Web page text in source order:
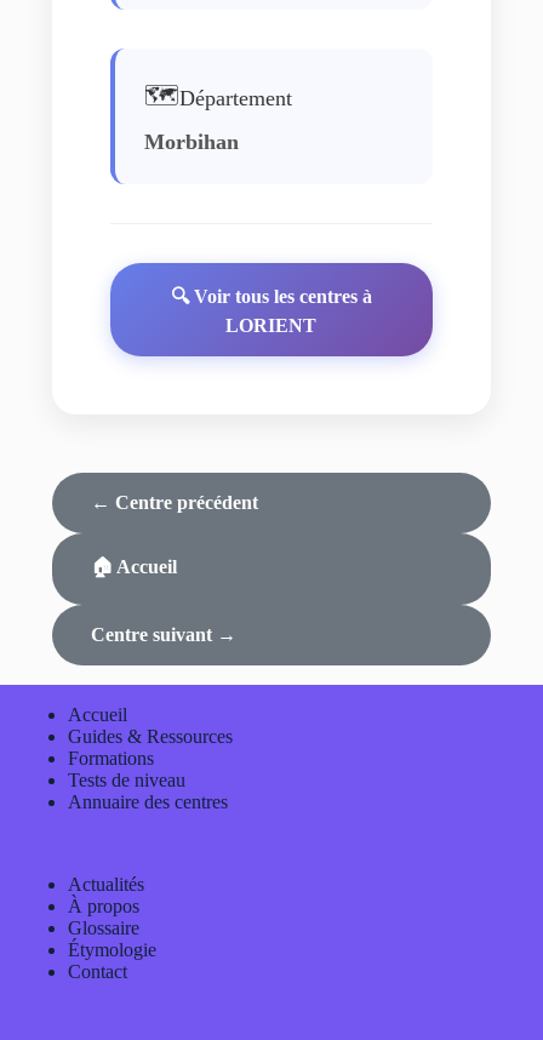
🗺️Département
Morbihan
🔍 Voir tous les centres à
LORIENT
← Centre précédent
🏠 Accueil
Centre suivant →
Accueil
Guides & Ressources
Formations
Tests de niveau
Annuaire des centres
Actualités
À propos
Glossaire
Étymologie
Contact